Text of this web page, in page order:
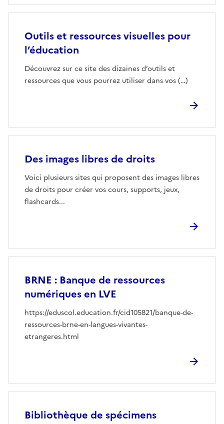
Outils et ressources visuelles pour
l’éducation
Découvrez sur ce site des dizaines d’outils et
ressources que vous pourrez utiliser dans vos (…)
Des images libres de droits
Voici plusieurs sites qui proposent des images libres
de droits pour créer vos cours, supports, jeux,
flashcards...
BRNE : Banque de ressources
numériques en LVE
https://eduscol.education.fr/cid105821/banque-de-
ressources-brne-en-langues-vivantes-
etrangeres.html
Bibliothèque de spécimens